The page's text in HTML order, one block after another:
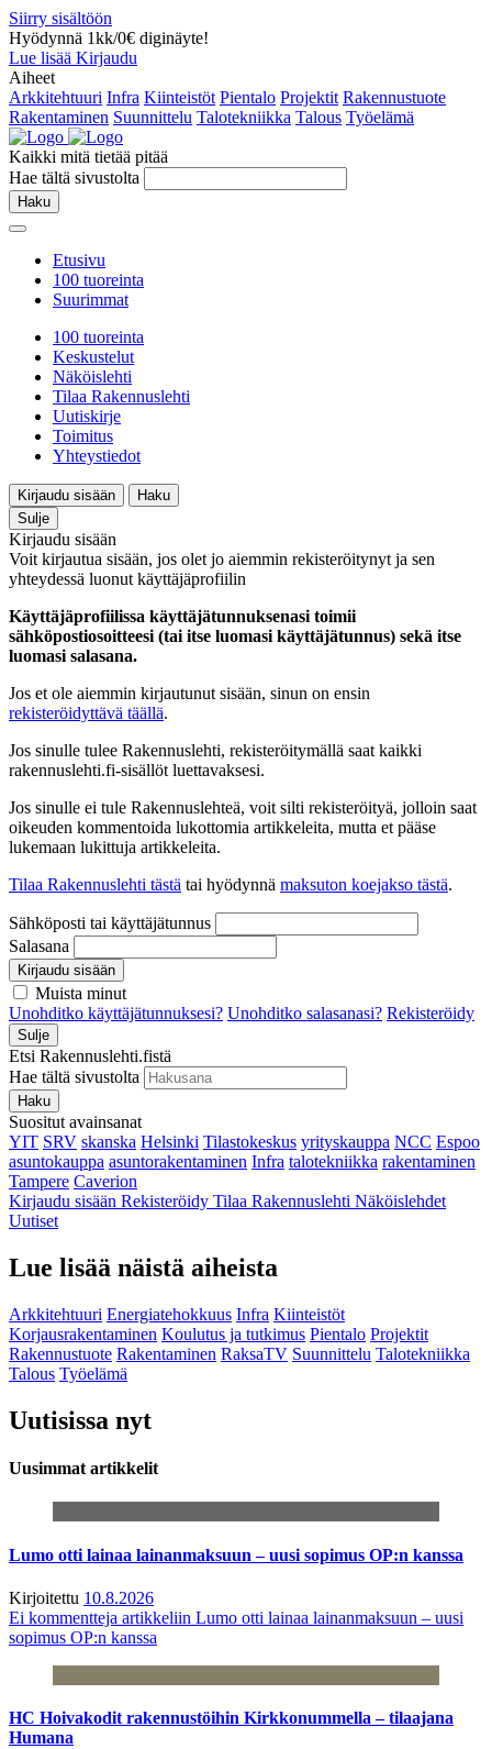
Siirry sisältöön
Hyödynnä 1kk/0€ diginäyte!
Lue lisää Kirjaudu
Aiheet
Arkkitehtuuri Infra Kiinteistöt Pientalo Projektit Rakennustuote
Rakentaminen Suunnittelu Talotekniikka Talous Työelämä
Kaikki mitä tietää pitää
Hae tältä sivustolta
Haku
Etusivu
100 tuoreinta
Suurimmat
100 tuoreinta
Keskustelut
Näköislehti
Tilaa Rakennuslehti
Uutiskirje
Toimitus
Yhteystiedot
Kirjaudu sisään
Haku
Sulje
Kirjaudu sisään
Voit kirjautua sisään, jos olet jo aiemmin rekisteröitynyt ja sen
yhteydessä luonut käyttäjäprofiilin
Käyttäjäprofiilissa käyttäjätunnuksenasi toimii
sähköpostiosoitteesi (tai itse luomasi käyttäjätunnus) sekä itse
luomasi salasana.
Jos et ole aiemmin kirjautunut sisään, sinun on ensin
rekisteröidyttävä täällä.
Jos sinulle tulee Rakennuslehti, rekisteröitymällä saat kaikki
rakennuslehti.fi-sisällöt luettavaksesi.
Jos sinulle ei tule Rakennuslehteä, voit silti rekisteröityä, jolloin saat
oikeuden kommentoida lukottomia artikkeleita, mutta et pääse
lukemaan lukittuja artikkeleita.
Tilaa Rakennuslehti tästä tai hyödynnä maksuton koejakso tästä.
Sähköposti tai käyttäjätunnus
Salasana
Kirjaudu sisään
Muista minut
Unohditko käyttäjätunnuksesi? Unohditko salasanasi? Rekisteröidy
Sulje
Etsi Rakennuslehti.fistä
Hae tältä sivustolta
Haku
Suositut avainsanat
YIT SRV skanska Helsinki Tilastokeskus yrityskauppa NCC Espoo
asuntokauppa asuntorakentaminen Infra talotekniikka rakentaminen
Tampere Caverion
Kirjaudu sisään Rekisteröidy Tilaa Rakennuslehti Näköislehdet
Uutiset
Lue lisää näistä aiheista
Arkkitehtuuri Energiatehokkuus Infra Kiinteistöt
Korjausrakentaminen Koulutus ja tutkimus Pientalo Projektit
Rakennustuote Rakentaminen RaksaTV Suunnittelu Talotekniikka
Talous Työelämä
Uutisissa nyt
Uusimmat artikkelit
Lumo otti lainaa lainanmaksuun – uusi sopimus OP:n kanssa
Kirjoitettu 10.8.2026
Ei kommentteja artikkeliin Lumo otti lainaa lainanmaksuun – uusi
sopimus OP:n kanssa
HC Hoivakodit rakennustöihin Kirkkonummella – tilaajana
Humana